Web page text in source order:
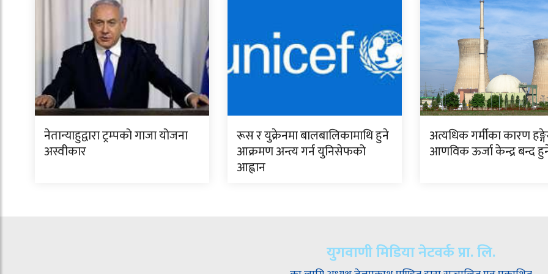
नेतान्याहुद्वारा ट्रम्पको गाजा योजना
अस्वीकार
रूस र युक्रेनमा बालबालिकामाथि हुने
आक्रमण अन्त्य गर्न युनिसेफको
आह्वान
अत्यधिक गर्मीका कारण
आणविक ऊर्जा केन्द्र बन्द
युगवाणी मिडिया नेटवर्क प्रा. लि.